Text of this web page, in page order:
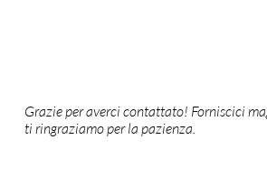
Grazie per averci contattato! Forniscici
ti ringraziamo per la pazienza.